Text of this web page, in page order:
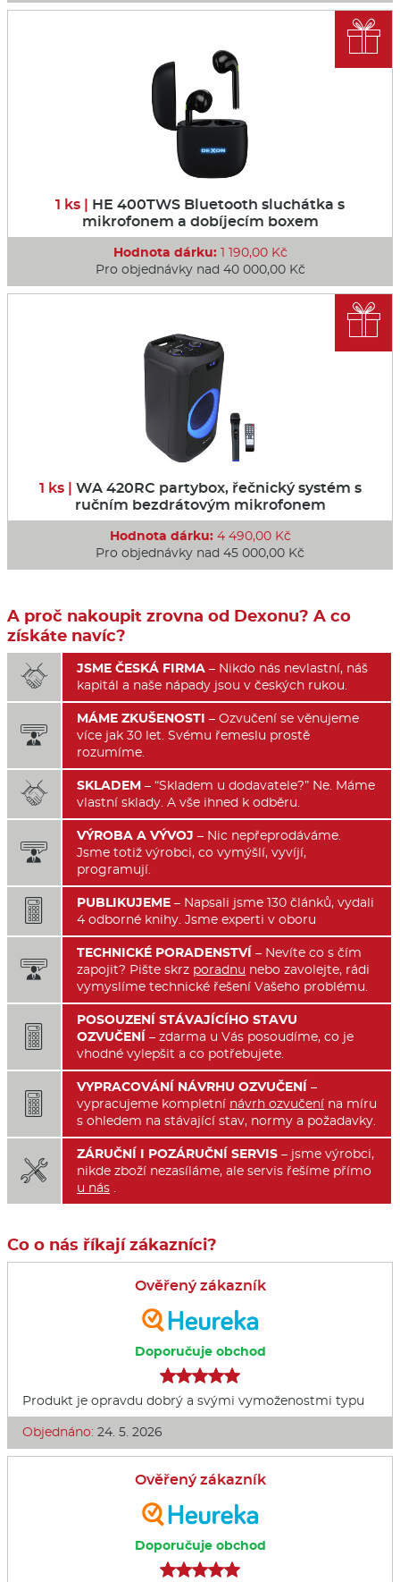
1 ks | HE 400TWS Bluetooth sluchátka s
mikrofonem a dobíjecím boxem
Hodnota dárku:1 190,00 Kč
Pro objednávky nad 40 000,00 Kč

1 ks | WA 420RC partybox, řečnický systém s
ručním bezdrátovým mikrofonem
Hodnota dárku:4 490,00 Kč
Pro objednávky nad 45 000,00 Kč

A proč nakoupit zrovna od Dexonu? A co
získáte navíc?
 JSME ČESKÁ FIRMA – Nikdo nás nevlastní, náš
kapitál a naše nápady jsou v českých rukou.

MÁME ZKUŠENOSTI – Ozvučení se věnujeme
více jak 30 let. Svému řemeslu prostě
rozumíme.
 SKLADEM – “Skladem u dodavatele?” Ne. Máme
vlastní sklady. A vše ihned k odběru.

VÝROBA A VÝVOJ – Nic nepřeprodáváme.
Jsme totiž výrobci, co vymýšlí, vyvíjí,
programují.
 PUBLIKUJEME – Napsali jsme 130 článků, vydali
4 odborné knihy. Jsme experti v oboru

TECHNICKÉ PORADENSTVÍ – Nevíte co s čím
zapojit? Pište skrz poradnu nebo zavolejte, rádi
vymyslíme technické řešení Vašeho problému.

POSOUZENÍ STÁVAJÍCÍHO STAVU
OZVUČENÍ – zdarma u Vás posoudíme, co je
vhodné vylepšit a co potřebujete.

VYPRACOVÁNÍ NÁVRHU OZVUČENÍ –
vypracujeme kompletní návrh ozvučení na míru
s ohledem na stávající stav, normy a požadavky.

ZÁRUČNÍ I POZÁRUČNÍ SERVIS – jsme výrobci,
nikde zboží nezasíláme, ale servis řešíme přímo
u nás .
Co o nás říkají zákazníci?
Ověřený zákazník
Doporučuje obchod
Produkt je opravdu dobrý a svými vymoženostmi typu
Objednáno: 24. 5. 2026
Ověřený zákazník
Doporučuje obchod